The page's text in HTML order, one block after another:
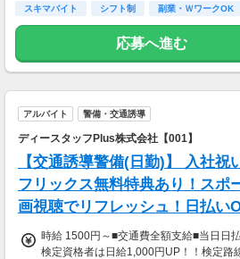
スキマバイト
シフト制 副業・ＷワークOK
応募へ進む
アルバイト 警備・交通誘導
ディースタッフPlus株式会社【001】
【交通誘導警備(日勤)】 入社祝
フリックス無料特典あり！スポ
画視聴でリフレッシュ！日払い
時給 1500円～■交通費全額支給■当日日
検定資格者は日給1,000円UP！！検定路